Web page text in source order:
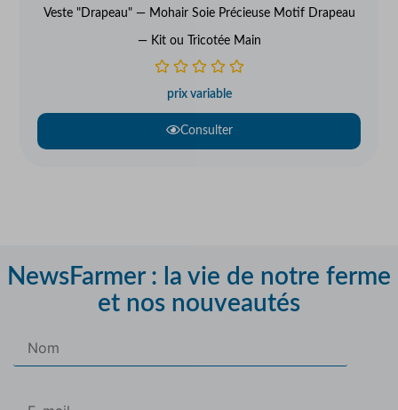
Veste "Drapeau" — Mohair Soie Précieuse Motif Drapeau
— Kit ou Tricotée Main
prix variable
Consulter
NewsFarmer : la vie de notre ferme
et nos nouveautés